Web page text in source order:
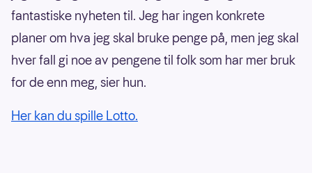
fantastiske nyheten til. Jeg har ingen konkrete
planer om hva jeg skal bruke penge på, men jeg skal
hver fall gi noe av pengene til folk som har mer bruk
for de enn meg, sier hun.
Her kan du spille Lotto.